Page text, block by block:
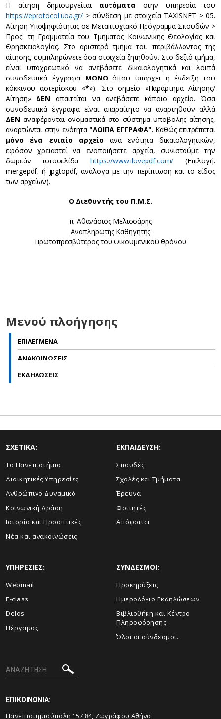
Η αίτηση δημιουργείται αυτόματα στην υπηρεσία του
https://eprotocol.uoa.gr/ > σύνδεση με στοιχεία TAXISNET > 05.
Αίτηση Yποψηφιότητας σε Μεταπτυχιακό Πρόγραμμα Σπουδών >
Προς: τη Γραμματεία του Τμήματος Κοινωνικής Θεολογίας και
Θρησκειολογίας. Στο αριστερό τμήμα του περιβάλλοντος της
αίτησης, συμπληρώνετε όσα στοιχεία ζητηθούν. Στο δεξιό τμήμα,
είναι υποχρεωτικό να ανεβάσετε δικαιολογητικά και λοιπά
συνοδευτικά έγγραφα ΜΟΝΟ όπου υπάρχει η ένδειξη του
κόκκινου αστερίσκου «*»). Στο σημείο «Παράρτημα Αίτησης/
Αίτηση» ΔΕΝ απαιτείται να ανεβάσετε κάποιο αρχείο. Όσα
συνοδευτικά έγγραφα είναι απαραίτητο να αναρτηθούν αλλά
ΔΕΝ αναφέρονται ονομαστικά στο σύστημα υποβολής αίτησης,
αναρτώνται στην ενότητα "ΛΟΙΠΑ ΕΓΓΡΑΦΑ". Καθώς επιτρέπεται
μόνο ένα ενιαίο αρχείο ανά ενότητα δικαιολογητικών,
εφόσον χρειαστεί να ενοποιήσετε αρχεία, συνιστούμε την
δωρεάν ιστοσελίδαhttps://www.ilovepdf.com/ (Επιλογή:
mergepdf, ή jpgtopdf, ανάλογα με την περίπτωση και το είδος
των αρχείων).
Ο Διεθυντής του Π.Μ.Σ.
π. Αθανάσιος Μελισσάρης
Αναπληρωτής Καθηγητής
Πρωτοπρεσβύτερος του Οικουμενικού θρόνου
Μενού πλοήγησης
ΕΠΙΛΕΓΜΕΝΑ
ΑΝΑΚΟΙΝΩΣΕΙΣ
ΕΚΔΗΛΩΣΕΙΣ
ΣΧΕΤΙΚΑ:
Το Πανεπιστήμιο
Διοικητικές Υπηρεσίες
Ανθρώπινο Δυναμικό
Κοινωνική Δράση
Ιστορία και Προοπτικές
Νέα και ανακοινώσεις
ΕΚΠΑΙΔΕΥΣΗ:
Σπουδές
Σχολές και Τμήματα
Έρευνα
Φοιτητές
Απόφοιτοι
ΥΠΗΡΕΣΙΕΣ:
Webmail
E-class
Delos
Πέργαμος
ΣΥΝΔΕΣΜΟΙ:
Προκηρύξεις
Ημερολόγιο Εκδηλώσεων
Βιβλιοθήκη και Κέντρο
Πληροφόρησης
Όλοι οι σύνδεσμοι...
ΕΠΙΚΟΙΝΩΝΙΑ:
Πανεπιστημιούπολη 157 84, Ζωγράφου Αθήνα